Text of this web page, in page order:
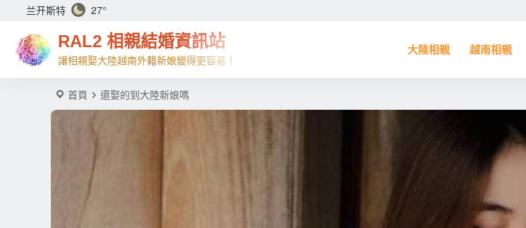
兰开斯特 27°
RAL2 相親結婚資訊站
讓相親娶大陸越南外籍新娘變得更容易！
大陸相親 越南相親
首頁 還娶的到大陸新娘嗎